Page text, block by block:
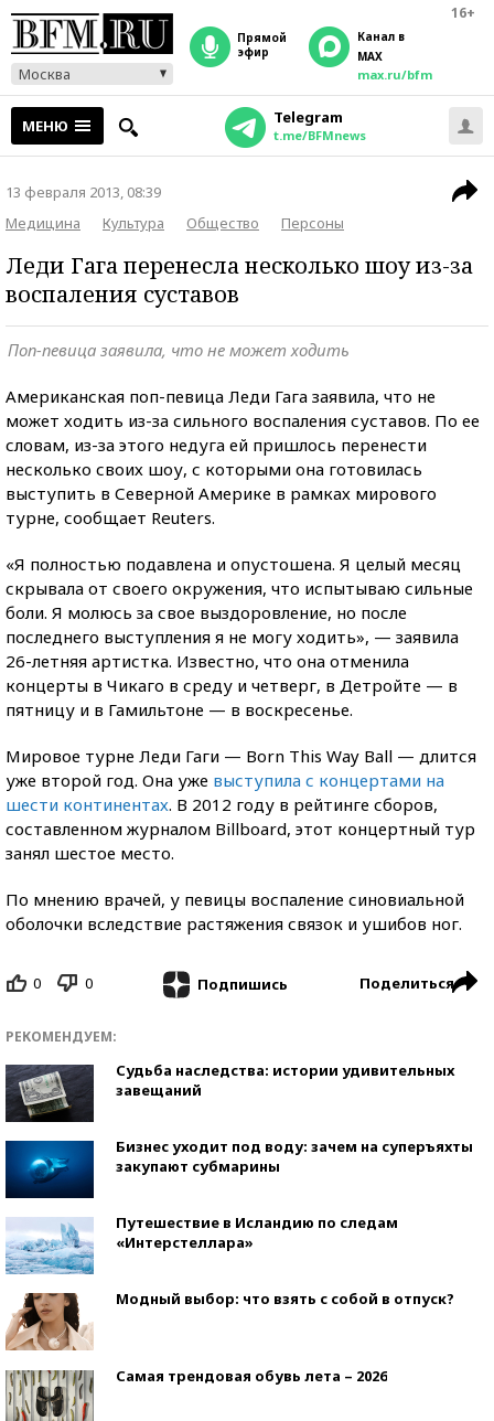
16+
Москва
прямой
эфир
Канал в
MAX
max.ru/bfm
МЕНЮ Telegram
t.me/BFMnews
13 февраля 2013, 08:39
Медицина
Культура Общество Персоны
Леди Гага перенесла несколько шоу из-за
воспаления суставов
Поп-певица заявила, что не может ходить
Американская поп-певица Леди Гага заявила, что не
может ходить из-за сильного воспаления суставов. По ее
словам, из-за этого недуга ей пришлось перенести
несколько своих шоу, с которыми она готовилась
выступить в Северной Америке в рамках мирового
турне, сообщает Reuters.
«Я полностью подавлена и опустошена. Я целый месяц
скрывала от своего окружения, что испытываю сильные
боли. Я молюсь за свое выздоровление, но после
последнего выступления я не могу ходить», — заявила
26-летняя артистка. Известно, что она отменила
концерты в Чикаго в среду и четверг, в Детройте — в
пятницу и в Гамильтоне — в воскресенье.
Мировое турне Леди Гаги — Born This Way Ball — длится
уже второй год. Она уже выступила с концертами на
шести континентах. В 2012 году в рейтинге сборов,
составленном журналом Billboard, этот концертный тур
занял шестое место.
По мнению врачей, у певицы воспаление синовиальной
оболочки вследствие растяжения связок и ушибов ног.
0 0 Подпишись Поделиться
РЕКОМЕНДУЕМ:
Судьба наследства: истории удивительных
завещаний
Бизнес уходит под воду: зачем на суперъяхты
закупают субмарины
Путешествие в Исландию по следам
«Интерстеллара»
Модный выбор: что взять с собой в отпуск?
Самая трендовая обувь лета – 2026